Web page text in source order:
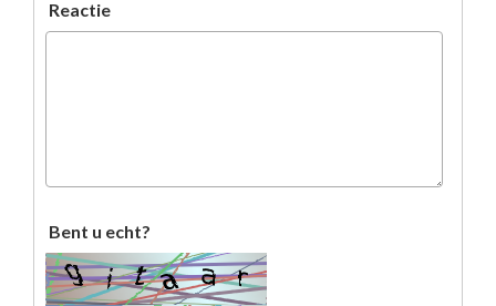
Reactie
Bent u echt?